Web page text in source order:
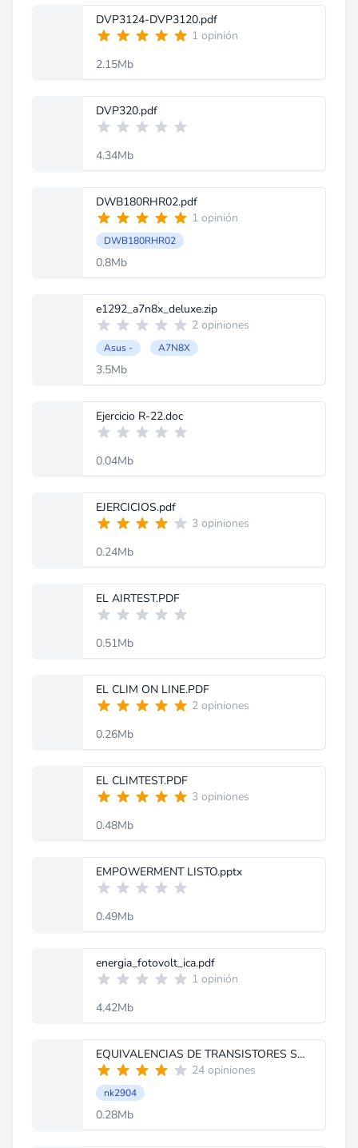
DVP3124-DVP3120.pdf
1 opinión
2.15Mb
DVP320.pdf
4.34Mb
DWB180RHR02.pdf
1 opinión
DWB180RHR02
0.8Mb
e1292_a7n8x_deluxe.zip
2 opiniones
Asus - A7N8X
3.5Mb
Ejercicio R-22.doc
0.04Mb
EJERCICIOS.pdf
3 opiniones
0.24Mb
EL AIRTEST.PDF
0.51Mb
EL CLIM ON LINE.PDF
2 opiniones
0.26Mb
EL CLIMTEST.PDF
3 opiniones
0.48Mb
EMPOWERMENT LISTO.pptx
0.49Mb
energia_fotovolt_ica.pdf
1 opinión
4.42Mb
EQUIVALENCIAS DE TRANSISTORES SMD.pdf
24 opiniones
nk2904
0.28Mb